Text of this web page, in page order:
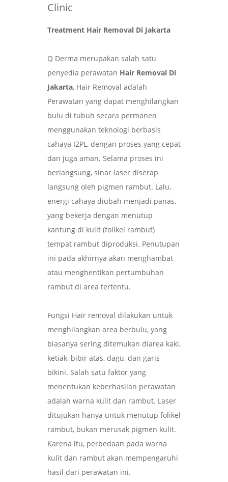
Clinic
Treatment Hair Removal Di Jakarta
Q Derma merupakan salah satu
penyedia perawatan Hair Removal Di
Jakarta, Hair Removal adalah
Perawatan yang dapat menghilangkan
bulu di tubuh secara permanen
menggunakan teknologi berbasis
cahaya I2PL, dengan proses yang cepat
dan juga aman. Selama proses ini
berlangsung, sinar laser diserap
langsung oleh pigmen rambut. Lalu,
energi cahaya diubah menjadi panas,
yang bekerja dengan menutup
kantung di kulit (folikel rambut)
tempat rambut diproduksi. Penutupan
ini pada akhirnya akan menghambat
atau menghentikan pertumbuhan
rambut di area tertentu.
Fungsi Hair removal dilakukan untuk
menghilangkan area berbulu, yang
biasanya sering ditemukan diarea kaki,
ketiak, bibir atas, dagu, dan garis
bikini. Salah satu faktor yang
menentukan keberhasilan perawatan
adalah warna kulit dan rambut. Laser
ditujukan hanya untuk menutup folikel
rambut, bukan merusak pigmen kulit.
Karena itu, perbedaan pada warna
kulit dan rambut akan mempengaruhi
hasil dari perawatan ini.